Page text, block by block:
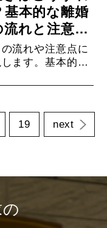
謝料請求ができ
う疑問について
的な観点から解説
基本的な離婚
れと注意点
説
流れや注意点に
ます。基本的に
順に進められま
なり、離婚した
、感情的にならず
護士に相談するこ
19 next